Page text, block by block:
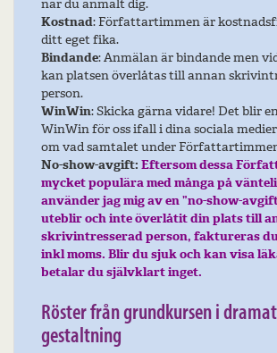
när du anmält dig.
Kostnad: Författartimmen är
ditt eget fika.
Bindande: Anmälan är bindande men
kan platsen överlåtas till annan
person.
WinWin: Skicka gärna vidare! Det blir
WinWin för oss ifall i dina sociala
om vad samtalet under
No-show-avgift: Eftersom dessa
mycket populära med många på
använder jag mig av en ”no-show-
uteblir och inte överlåtit din plats till
skrivintresserad person, faktureras
inkl moms. Blir du sjuk och kan visa
betalar du självklart inget.
Röster från grundkursen i
gestaltning